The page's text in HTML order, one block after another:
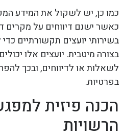
כמו כן, יש לשקול את המידע
כאשר ישנם דיווחים על מקרים
בשירותי יועצים תקשורתיים
בצורה מיטבית. יועצים אלו
לשאלות או לדיווחים, ובכך
בפרטיות.
הכנה פיזית
הרשויות